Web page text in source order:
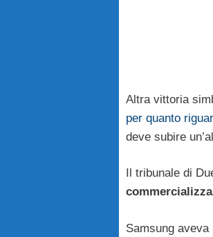
Altra vittoria
per quanto
deve subire
Il tribunale di
Samsung